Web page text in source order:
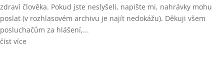
zdraví člověka. Pokud jste neslyšeli, napište mi, nahrávky mohu
poslat (v rozhlasovém archivu je najít nedokážu). Děkuji všem
posluchačům za hlášení,...
číst více